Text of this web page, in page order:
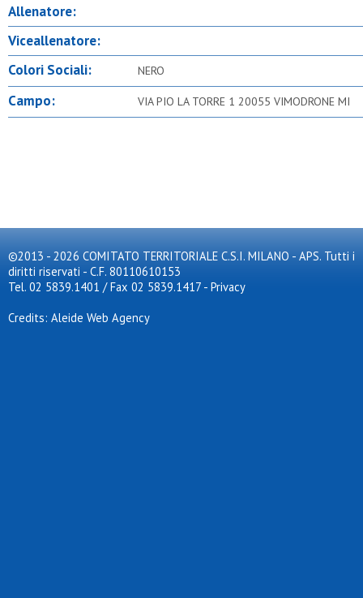
Allenatore:
Viceallenatore:
Colori Sociali:
NERO
Campo: VIA PIO LA TORRE 1 20055 VIMODRONE MI
©2013 - 2026 COMITATO TERRITORIALE C.S.I. MILANO - APS. Tutti i
diritti riservati - C.F. 80110610153
Tel. 02 5839.1401 / Fax 02 5839.1417 - Privacy
Credits: Aleide Web Agency